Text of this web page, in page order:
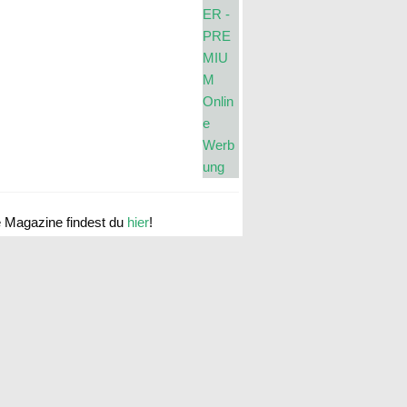
Magazine findest du hier!